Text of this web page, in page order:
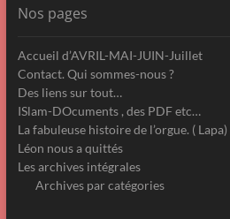
Nos pages
Accueil d’AVRIL-MAI-JUIN-Juillet
Contact. Qui sommes-nous ?
Des liens sur tout…
ISlam-DOcuments , des PDF etc…
La fabuleuse histoire de l’orgue. ( Lapa)
Léon nous a quittés
Les archives intégrales
Archives par catégories